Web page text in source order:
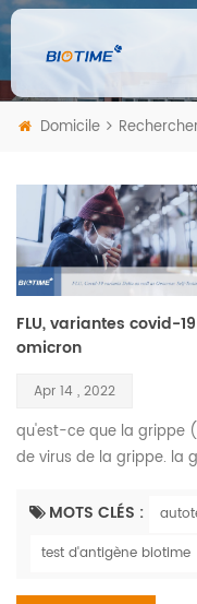
Domicile
FLU, variantes covid-
omicron
Apr 14 , 2022
qu'est-ce que la grippe
de virus de la grippe. la
symptômes sont
qui sévit le plus
MOTS CLÉS :
test d'antigène biotime